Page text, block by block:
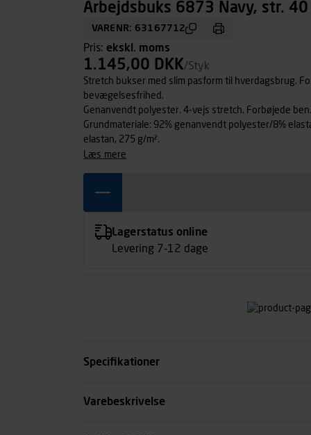
Arbejdsbuks 6873 Navy, str. 40
VARENR: 63167712
Pris: ekskl. moms
1.145,00 DKK/Styk
Stretch bukser med slim pasform til hverdagsbrug.
bevægelsesfrihed.
Genanvendt polyester. 4-vejs stretch. Forbøjede ben.
Grundmateriale: 92% genanvendt polyester/8%
elastan, 275 g/m².
læs mere
Lagerstatus online
Levering 7-12 dage
Specifikationer
Størrelse
Varebeskrivelse